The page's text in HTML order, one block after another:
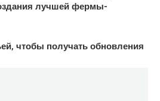
лучшей фермы-
чтобы получать обновления